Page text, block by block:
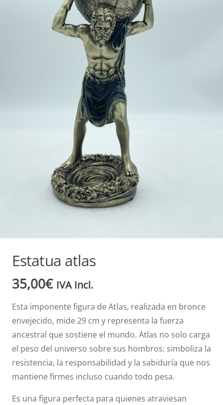
Estatua atlas
35,00€ IVA Incl.
Esta imponente figura de Atlas, realizada en bronce
envejecido, mide 29 cm y representa la fuerza
ancestral que sostiene el mundo. Atlas no solo carga
el peso del universo sobre sus hombros: simboliza la
resistencia, la responsabilidad y la sabiduría que nos
mantiene firmes incluso cuando todo pesa.
Es una figura perfecta para quienes atraviesan